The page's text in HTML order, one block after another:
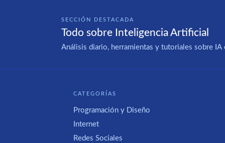
SECCIÓN DESTACADA
Todo sobre Inteligencia Artificial
Análisis diario, herramientas y tutoriales sobre
CATEGORÍAS
Programación y Diseño
Internet
Redes Sociales